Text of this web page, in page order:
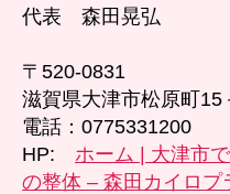
代表 森田晃弘
〒520-0831
滋賀県大津市松原町15
電話：0775331200
HP: ホーム | 大津市
の整体 – 森田カイロプ